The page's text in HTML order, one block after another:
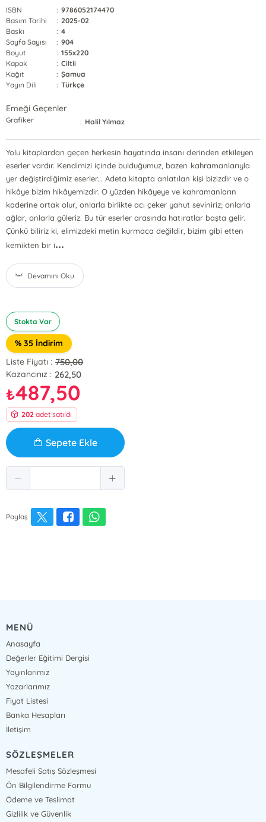
ISBN : 9786052174470
Basım Tarihi
: 2025-02
Baskı
: 4
Sayfa Sayısı
: 904
Boyut
: 155x220
Kapak
: Ciltli
Kağıt
: Şamua
Yayın Dili
: Türkçe
Emeği Geçenler
Grafiker : Halil Yılmaz
Yolu kitaplardan geçen herkesin hayatında insanı derinden etkileyen
eserler vardır. Kendimizi içinde bulduğumuz, bazen kahramanlarıyla
yer değiştirdiğimiz eserler... Adeta kitapta anlatılan kişi bizizdir ve o
hikâye bizim hikâyemizdir. O yüzden hikâyeye ve kahramanların
kaderine ortak olur, onlarla birlikte acı çeker yahut seviniriz; onlarla
ağlar, onlarla güleriz. Bu tür eserler arasında hatıratlar başta gelir.
Çünkü biliriz ki, elimizdeki metin kurmaca değildir, bizim gibi etten
kemikten bir i...
Devamını Oku
Stokta Var
% 35 İndirim
Liste Fiyatı : 750,00
Kazancınız : 262,50
₺487,50
202 adet satıldı
Sepete Ekle
Paylaş
MENÜ
Anasayfa
Değerler Eğitimi Dergisi
Yayınlarımız
Yazarlarımız
Fiyat Listesi
Banka Hesapları
İletişim
SÖZLEŞMELER
Mesafeli Satış Sözleşmesi
Ön Bilgilendirme Formu
Ödeme ve Teslimat
Gizlilik ve Güvenlik